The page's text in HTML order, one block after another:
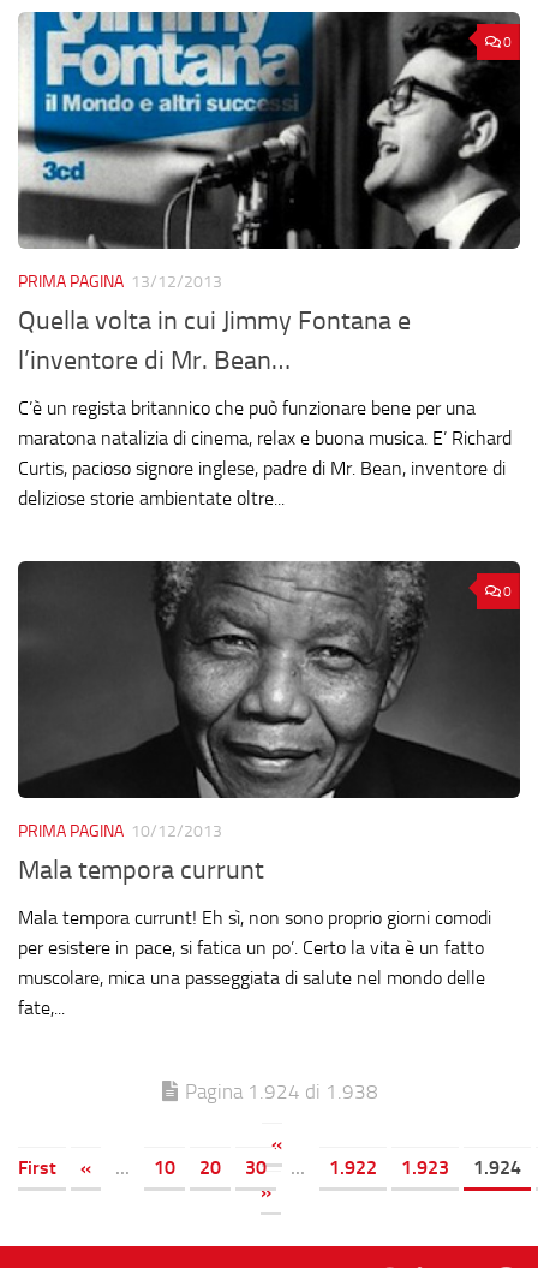
0
PRIMA PAGINA 13/12/2013
Quella volta in cui Jimmy Fontana e
l’inventore di Mr. Bean…
C’è un regista britannico che può funzionare bene per una
maratona natalizia di cinema, relax e buona musica. E’ Richard
Curtis, pacioso signore inglese, padre di Mr. Bean, inventore di
deliziose storie ambientate oltre...
0
PRIMA PAGINA 10/12/2013
Mala tempora currunt
Mala tempora currunt! Eh sì, non sono proprio giorni comodi
per esistere in pace, si fatica un po’. Certo la vita è un fatto
muscolare, mica una passeggiata di salute nel mondo delle
fate,...
Pagina 1.924 di 1.938
«
First
« ... 10 20 30 ... 1.922 1.923
1.924
»